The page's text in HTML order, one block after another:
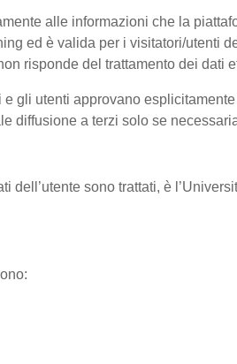
alle informazioni che la
ed è valida per i visitatori/utenti
risponde del trattamento dei dati
gli utenti approvano
diffusione a terzi solo se
dell’utente sono trattati, è